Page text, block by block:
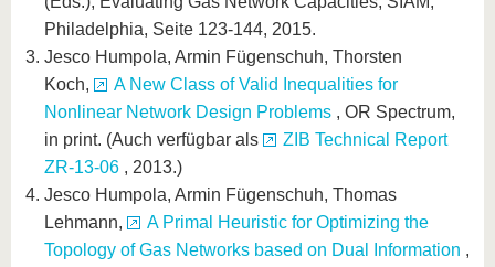
Philadelphia, Seite 123-144, 2015.
Jesco Humpola, Armin Fügenschuh, Thorsten
Koch,
A New Class of Valid Inequalities for
Nonlinear Network Design Problems , OR Spectrum,
in print. (Auch verfügbar als
ZIB Technical Report
ZR-13-06 , 2013.)
Jesco Humpola, Armin Fügenschuh, Thomas
Lehmann,
A Primal Heuristic for Optimizing the
Topology of Gas Networks based on Dual Information ,